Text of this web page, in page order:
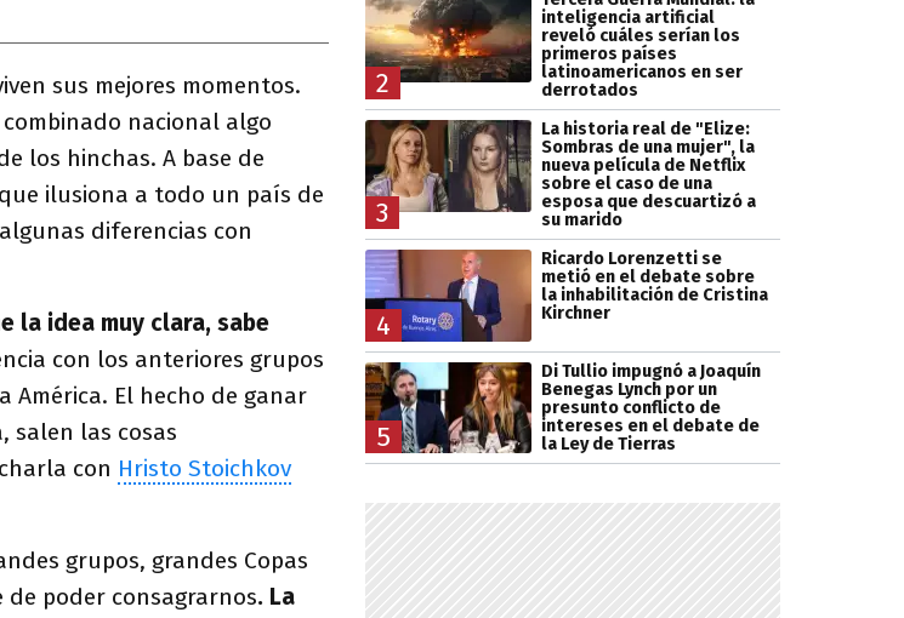
sus mejores momentos.
nacional algo
los hinchas. A base de
ilusiona a todo un país de
diferencias con
la idea muy clara, sabe
con los anteriores grupos
América. El hecho de ganar
salen las cosas
con Hristo Stoichkov
grupos, grandes Copas
poder consagrarnos. La
2
inteligencia artificial
reveló cuáles serían los
primeros países
latinoamericanos en ser
derrotados
3
La historia real de "Elize:
Sombras de una mujer", la
nueva película de Netflix
sobre el caso de una
esposa que descuartizó a
su marido
4
Ricardo Lorenzetti se
metió en el debate sobre
la inhabilitación de Cristina
Kirchner
5
Di Tullio impugnó a Joaquín
Benegas Lynch por un
presunto conflicto de
intereses en el debate de
la Ley de Tierras